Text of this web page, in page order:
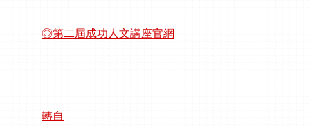
◎第二屆成功人文講座官網
轉自